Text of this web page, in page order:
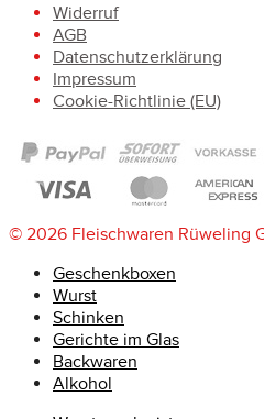
Widerruf
AGB
Datenschutzerklärung
Impressum
Cookie-Richtlinie (EU)
© 2026 Fleischwaren Rüweling
Geschenkboxen
Wurst
Schinken
Gerichte im Glas
Backwaren
Alkohol